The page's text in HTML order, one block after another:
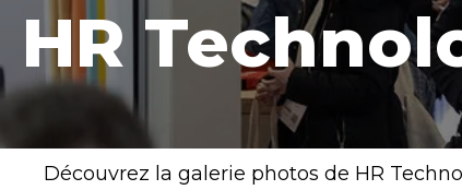
HR
Découvrez la galerie photos de HR